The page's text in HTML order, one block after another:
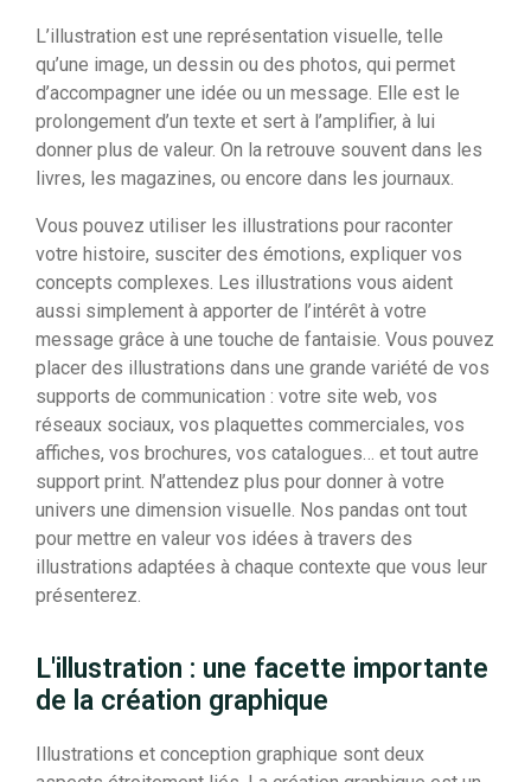
L’illustration est une représentation visuelle, telle
qu’une image, un dessin ou des photos, qui permet
d’accompagner une idée ou un message. Elle est le
prolongement d’un texte et sert à l’amplifier, à lui
donner plus de valeur. On la retrouve souvent dans les
livres, les magazines, ou encore dans les journaux.
Vous pouvez utiliser les illustrations pour raconter
votre histoire, susciter des émotions, expliquer vos
concepts complexes. Les illustrations vous aident
aussi simplement à apporter de l’intérêt à votre
message grâce à une touche de fantaisie. Vous pouvez
placer des illustrations dans une grande variété de vos
supports de communication : votre site web, vos
réseaux sociaux, vos plaquettes commerciales, vos
affiches, vos brochures, vos catalogues… et tout autre
support print. N’attendez plus pour donner à votre
univers une dimension visuelle. Nos pandas ont tout
pour mettre en valeur vos idées à travers des
illustrations adaptées à chaque contexte que vous leur
présenterez.
L'illustration : une facette importante
de la création graphique
Illustrations et conception graphique sont deux